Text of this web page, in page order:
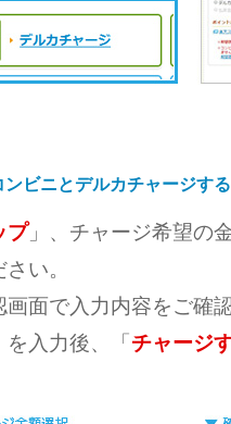
ンビニとデルカチャージす
プ」、チャージ希望の
い。
画面で入力内容をご確
を入力後、「 チャージ